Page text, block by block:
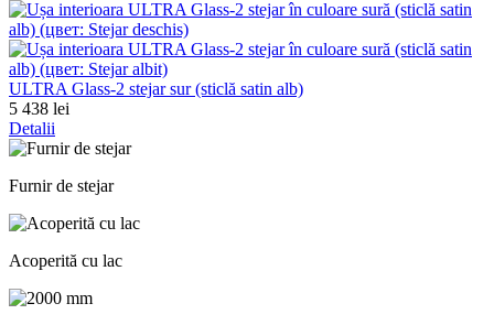
ULTRA Glass-2 stejar sur (sticlă satin alb)
5 438 lei
Detalii
Furnir de stejar
Acoperită cu lac